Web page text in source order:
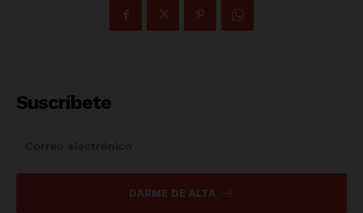
Suscríbete
DARME DE ALTA